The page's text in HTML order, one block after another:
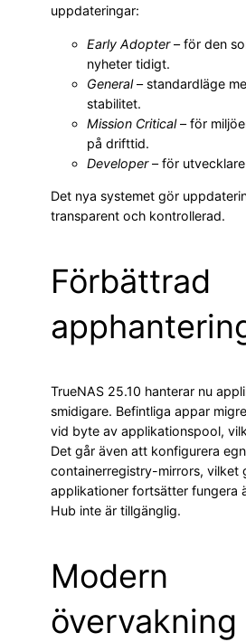
uppdateringar:
Early Adopter– för den
nyheter tidigt.
General– standardläge
stabilitet.
Mission Critical– för
på drifttid.
Developer– för
Det nya systemet gör
transparent och kontrollerad.
Förbättrad
TrueNAS 25.10 hanterar nu
smidigare. Befintliga appar
vid byte av applikationspool,
Det går även att konfigurera
containerregistry-mirrors, vilket
applikationer fortsätter fungera
Hub inte är tillgänglig.
Modern
övervakning